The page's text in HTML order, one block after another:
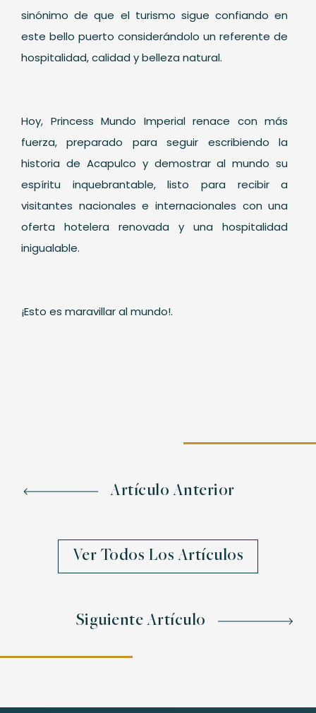
sinónimo de que el turismo sigue confiando en
este bello puerto considerándolo un referente de
hospitalidad, calidad y belleza natural.
Hoy, Princess Mundo Imperial renace con más
fuerza, preparado para seguir escribiendo la
historia de Acapulco y demostrar al mundo su
espíritu inquebrantable, listo para recibir a
visitantes nacionales e internacionales con una
oferta hotelera renovada y una hospitalidad
inigualable.
¡Esto es maravillar al mundo!.
Artículo Anterior
Ver Todos Los Artículos
Siguiente Artículo